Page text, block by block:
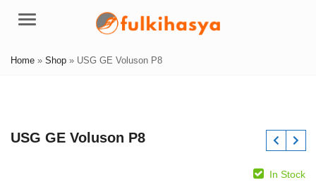
Menu
Home » Shop » USG GE Voluson P8
USG GE Voluson P8
In Stock